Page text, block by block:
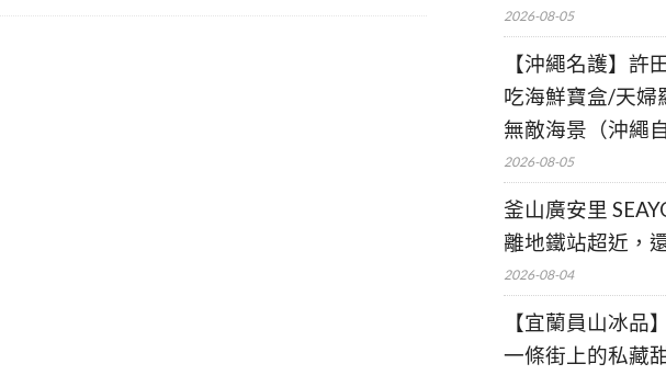
2026-08-05
【沖繩名護】許
吃海鮮寶盒/天婦
無敵海景（沖繩
2026-08-05
釜山廣安里
離地鐵站超近，
2026-08-04
【宜蘭員山冰品
一條街上的私藏